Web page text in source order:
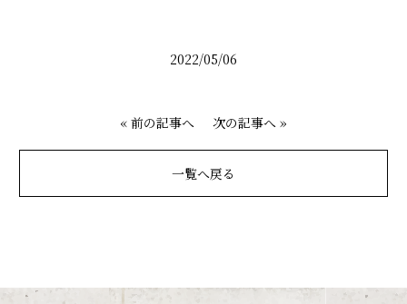
トップ
お知らせ
2022/05/06
« 前の記事へ 次の記事へ »
一覧へ戻る